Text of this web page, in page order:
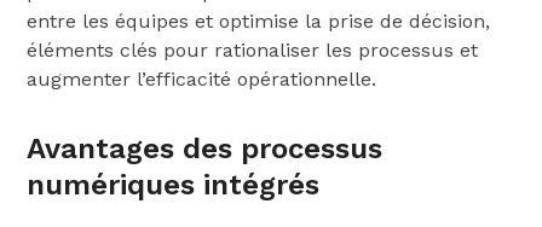
entre les équipes et optimise la prise de décision,
éléments clés pour rationaliser les processus et
augmenter l’efficacité opérationnelle.
Avantages des processus
numériques intégrés